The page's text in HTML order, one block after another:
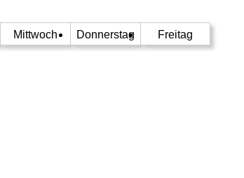
Mittwoch Donnerstag Freitag